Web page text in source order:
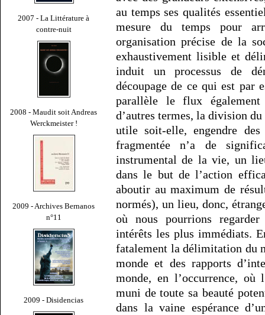
2007 - La Littérature à
contre-nuit
2008 - Maudit soit Andreas
Werckmeister !
2009 - Archives Bernanos
n°11
2009 - Disidencias
au temps ses qualités
mesure du temps pour
organisation précise de la
exhaustivement lisible et
induit un processus de
découpage de ce qui est par
parallèle le flux également
d’autres termes, la division
utile soit-elle, engendre
fragmentée n’a de
instrumental de la vie, un
dans le but de l’action
aboutir au maximum de
normés), un lieu, donc,
où nous pourrions
intérêts les plus immédiats.
fatalement la délimitation du
monde et des rapports
monde, en l’occurrence, où
muni de toute sa beauté
dans la vaine espérance